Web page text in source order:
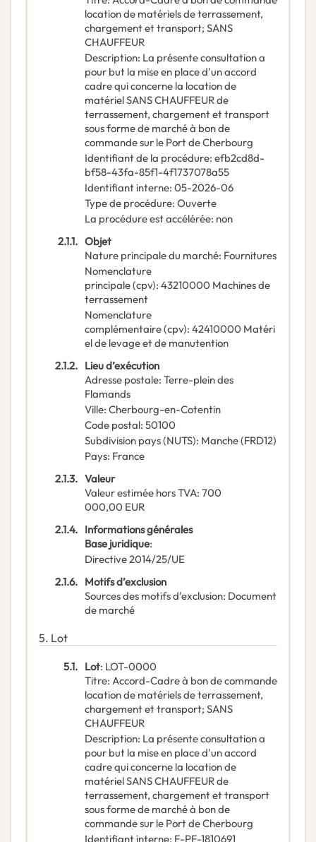
location de matériels de terrassement,
chargement et transport; SANS
CHAUFFEUR
Description: La présente consultation a
pour but la mise en place d'un accord
cadre qui concerne la location de
matériel SANS CHAUFFEUR de
terrassement, chargement et transport
sous forme de marché à bon de
commande sur le Port de Cherbourg
Identifiant de la procédure: efb2cd8d-
bf58-43fa-85f1-4f1737078a55
Identifiant interne: 05-2026-06
Type de procédure: Ouverte
La procédure est accélérée: non
2.1.1. Objet
Nature principale du marché: Fournitures
Nomenclature
principale(cpv): 43210000 Machines de
terrassement
Nomenclature
complémentaire(cpv): 42410000 Matéri
el de levage et de manutention
2.1.2. Lieu d’exécution
Adresse postale: Terre-plein des
Flamands
Ville: Cherbourg-en-Cotentin
Code postal: 50100
Subdivision pays (NUTS): Manche(FRD12)
Pays: France
2.1.3. Valeur
Valeur estimée hors TVA: 700
000,00 EUR
2.1.4. Informations générales
Base juridique:
Directive 2014/25/UE
2.1.6. Motifs d’exclusion
Sources des motifs d'exclusion: Document
de marché
5. Lot
5.1. Lot: LOT-0000
Titre: Accord-Cadre à bon de commande
location de matériels de terrassement,
chargement et transport; SANS
CHAUFFEUR
Description: La présente consultation a
pour but la mise en place d'un accord
cadre qui concerne la location de
matériel SANS CHAUFFEUR de
terrassement, chargement et transport
sous forme de marché à bon de
commande sur le Port de Cherbourg
Identifiant interne: F-PF-1810691